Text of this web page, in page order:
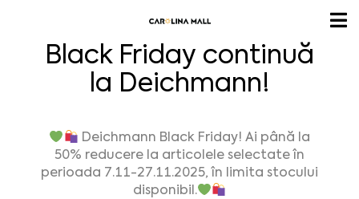
Black Friday continuă
la Deichmann!
Deichmann Black Friday! Ai până la
50% reducere la articolele selectate în
perioada 7.11-27.11.2025, în limita stocului
disponibil.